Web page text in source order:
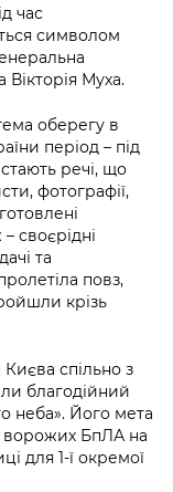
час
символом
Вікторія Муха.
оберегу в
період – під
речі, що
фотографії,
своєрідні
та
повз,
крізь
спільно з
благодійний
неба». Його мета
ворожих БпЛА на
для 1-ї окремої